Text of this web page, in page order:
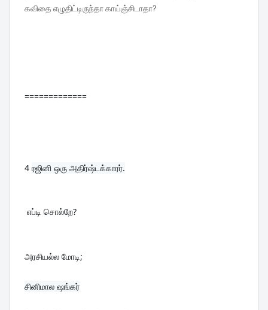
கவிதை எழுதிட்டிருந்தா காய்ஞ்சிடாதா?
=============
4 ரஜினி ஒரு அதிர்ஷ்டக்காரர்.
எப்டி சொல்றே?
அரசியல்ல மோடி;